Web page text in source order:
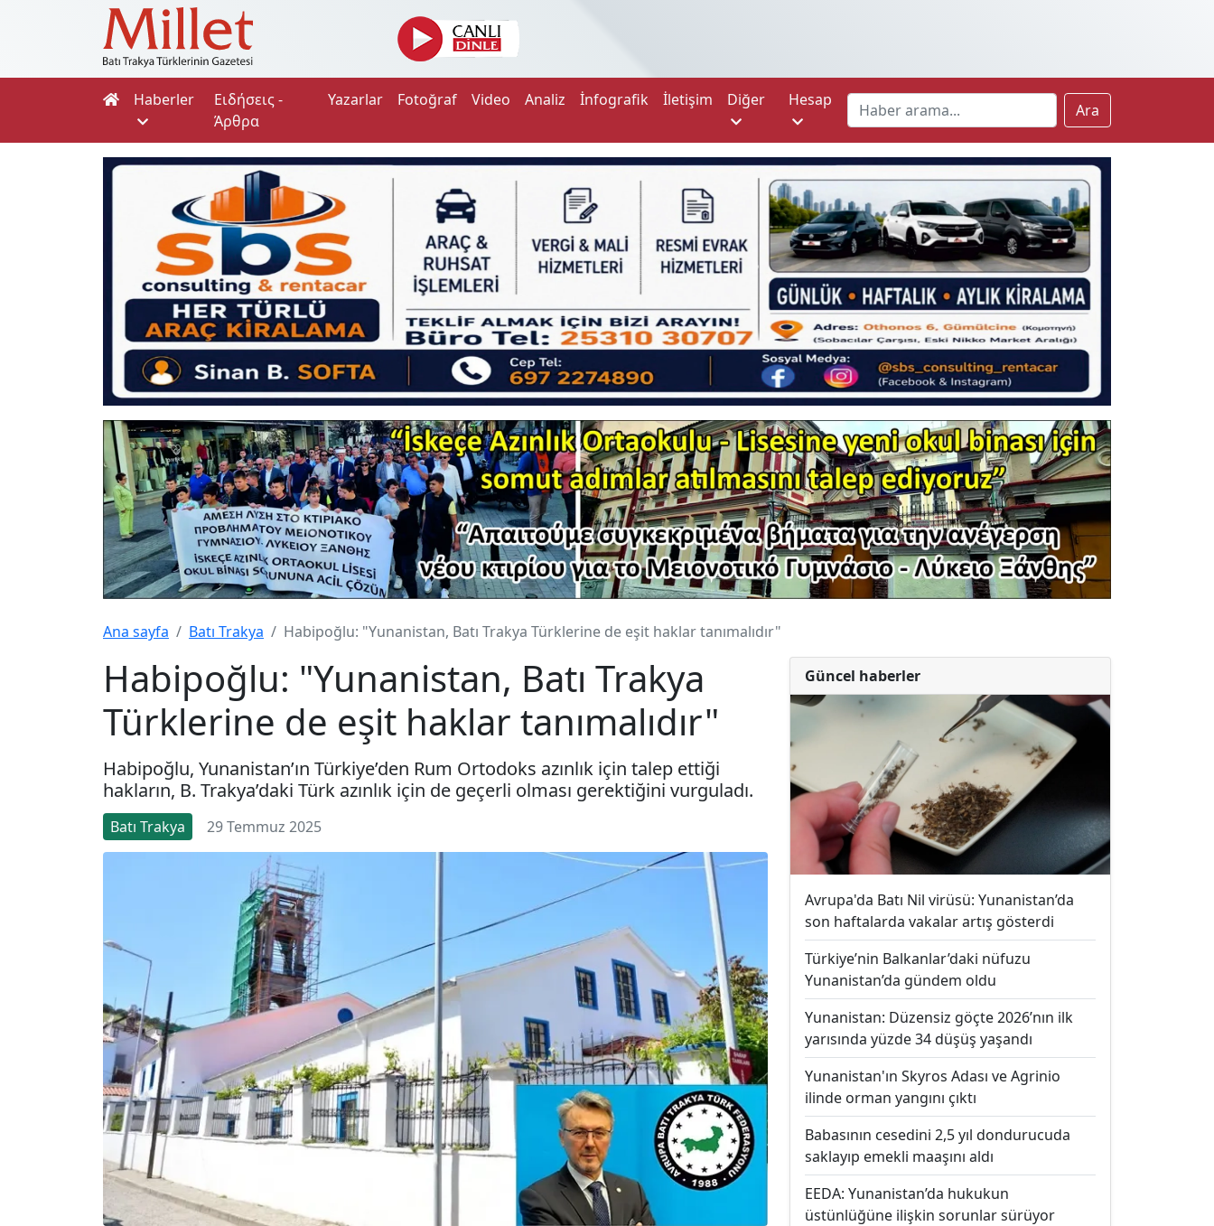
Haberler
Ειδήσεις -
Άρθρα
Yazarlar Fotoğraf Video Analiz İnfografik İletişim Diğer Hesap
Ara
Ana sayfa Batı Trakya Habipoğlu: "Yunanistan, Batı Trakya Türklerine de eşit haklar tanımalıdır"
Habipoğlu: "Yunanistan, Batı Trakya
Türklerine de eşit haklar tanımalıdır"
Habipoğlu, Yunanistan’ın Türkiye’den Rum Ortodoks azınlık için talep ettiği
hakların, B. Trakya’daki Türk azınlık için de geçerli olması gerektiğini vurguladı.
Batı Trakya 29 Temmuz 2025
Güncel haberler
Avrupa'da Batı Nil virüsü: Yunanistan’da
son haftalarda vakalar artış gösterdi
Türkiye’nin Balkanlar’daki nüfuzu
Yunanistan’da gündem oldu
Yunanistan: Düzensiz göçte 2026’nın ilk
yarısında yüzde 34 düşüş yaşandı
Yunanistan'ın Skyros Adası ve Agrinio
ilinde orman yangını çıktı
Babasının cesedini 2,5 yıl dondurucuda
saklayıp emekli maaşını aldı
EEDA: Yunanistan’da hukukun
üstünlüğüne ilişkin sorunlar sürüyor